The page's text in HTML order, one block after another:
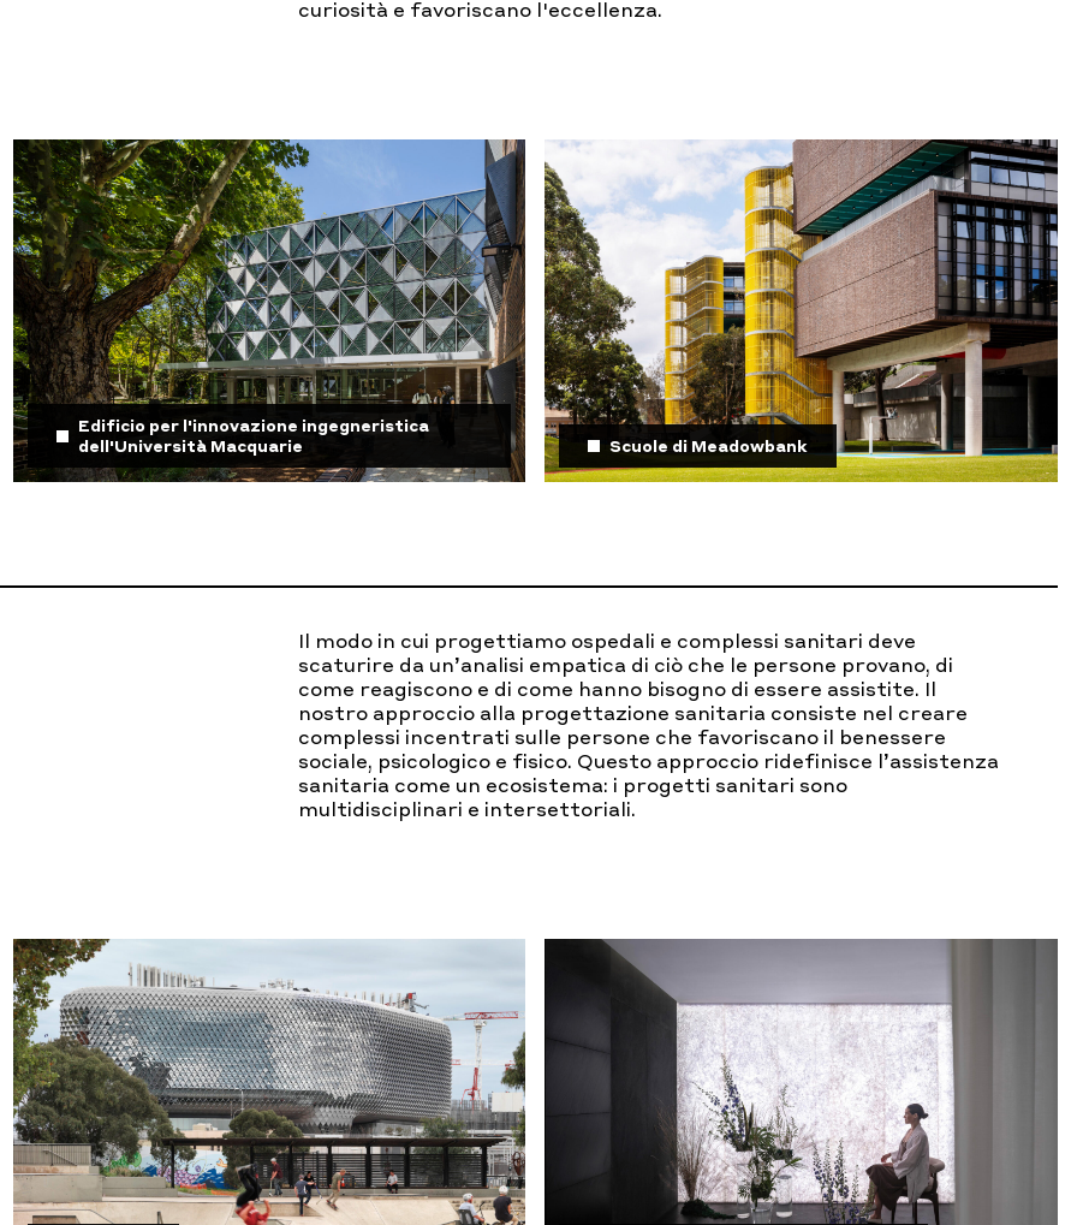
curiosità e favoriscano l'eccellenza.
Edificio per l'innovazione ingegneristica
dell'Università Macquarie
Scuole di Meadowbank
Il modo in cui progettiamo ospedali e complessi sanitari deve
scaturire da un’analisi empatica di ciò che le persone provano, di
come reagiscono e di come hanno bisogno di essere assistite. Il
nostro approccio alla progettazione sanitaria consiste nel creare
complessi incentrati sulle persone che favoriscano il benessere
sociale, psicologico e fisico. Questo approccio ridefinisce l’assistenza
sanitaria come un ecosistema: i progetti sanitari sono
multidisciplinari e intersettoriali.